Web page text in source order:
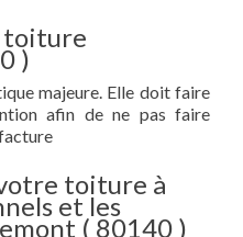
toiture
)
majeure. Elle doit faire
afin de ne pas faire
toiture à
et les
( 80140 )